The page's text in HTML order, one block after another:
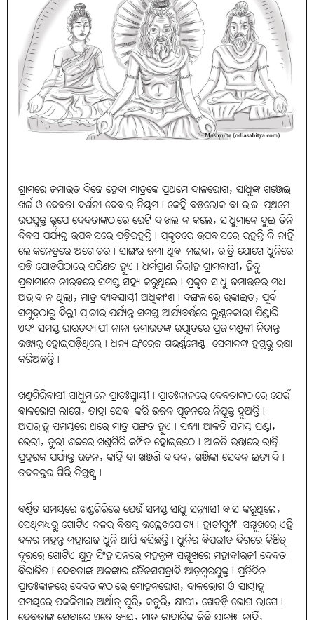
ଗ୍ରାମରେ ଜମାଉତ ବିଜେ ହେବା ମାତ୍ରକେ ପ୍ରଥମେ ବାଳଭୋଗ, ସାଧୁଙ୍କ ଗଞ୍ଜେଇ
ଖର୍ଚ୍ଚ ଓ ଦେବତା ଦର୍ଶନୀ ଦେବାର ନିୟମ। କେହି ବଡ଼ଲୋକ ବା ରାଜା ପ୍ରଥମେ
ଉପଯୁକ୍ତ ରୂପେ ଦେବତାଙ୍କଠାରେ ଭେଟି ଦାଖଲ ନ କଲେ, ସାଧୁମାନେ ଦୁଇ ତିନି
ଦିବସ ପର୍ଯ୍ୟନ୍ତ ଉପବାସରେ ପଡ଼ିରହନ୍ତି। ପ୍ରକୃତରେ ଉପବାସରେ ରହନ୍ତି କି ନାହିଁ
ଲୋକନେତ୍ରରେ ଅଗୋଚର। ସାଙ୍ଗର ଜମା ଥିବା ମଇଦା, ରାତ୍ରି ଯୋଗେ ଧୁନିରେ
ପଡ଼ି ପୋଡ଼ପିଠାରେ ପରିଣତ ହୁଏ। ଧର୍ମପ୍ରାଣ ନିରୀହ ଗ୍ରାମବାସୀ, ହିନ୍ଦୁ
ପ୍ରଜାମାନେ ନୀରବରେ ସମସ୍ତ ସହ୍ୟ କରୁଥିଲେ। ପ୍ରକୃତ ସାଧୁ ଜମାଉତର ମଧ୍ୟ
ଅଭାବ ନ ଥିଲା, ମାତ୍ର ବ୍ୟବସାୟୀ ଅଧିକାଂଶ। ବଙ୍ଗଳାରେ ଉକାଇତ, ପୂର୍ବ
ସମୁଦ୍ରଠାରୁ ଦିଲ୍ଲୀ ପ୍ରାଚୀର ପର୍ଯ୍ୟନ୍ତ ସମସ୍ତ ଆର୍ଯ୍ୟବର୍ତ୍ତରେ ଲୁଣ୍ଠନକାରୀ ପିଣ୍ଡାରି
ଏବଂ ସମସ୍ତ ଭାରତବ୍ୟାପୀ ନାନା ଜମାଉତଙ୍କ ଉତ୍ପାତରେ ପ୍ରଜାମଣ୍ଡଳୀ ନିତାନ୍ତ
ଉତ୍ତ୍ୟକ୍ତ ହୋଇପଡ଼ିଥିଲେ। ଧନ୍ୟ ଇଂରେଜ ଗଭର୍ଣ୍ଣମେଣ୍ଟ! ସେମାନଙ୍କ ହସ୍ତରୁ ରକ୍ଷା
କରିଅଛନ୍ତି।
ଖଣ୍ଡଗିରିବାସୀ ସାଧୁମାନେ ପ୍ରାତଃସ୍ନାୟୀ। ପ୍ରାତଃକାଳରେ ଦେବତାଙ୍କଠାରେ ଯେଉଁ
ବାଳଭୋଗ ଲାଗେ, ତାହା ସେବା କରି ଭଜନ ପୂଜନରେ ନିଯୁକ୍ତ ହୁଅନ୍ତି।
ଅପରାହ୍ନ ସମୟରେ ଥରେ ମାତ୍ର ପଙ୍ଗତ ହୁଏ। ସନ୍ଧ୍ୟା ଆଳତି ସମୟ ଘଣ୍ଟା,
ଭେରୀ, ତୁରୀ ଶବ୍ଦରେ ଖଣ୍ଡଗିରି କମ୍ପିତ ହୋଇଉଠେ। ଆଳତି ଉତ୍ତାରେ ରାତ୍ରି
ପ୍ରହରକ ପର୍ଯ୍ୟନ୍ତ ଭଜନ, କାହିଁ ବା ଖଞ୍ଜଣି ବାଦନ, ଗଞ୍ଜିକା ସେବନ ଇତ୍ୟାଦି।
ତଦନନ୍ତର ଗିରି ନିସ୍ତବ୍ଧ।
ବର୍ଣ୍ଣିତ ସମୟରେ ଖଣ୍ଡଗିରିରେ ଯେଉଁ ସମସ୍ତ ସାଧୁ ସନ୍ନ୍ୟାସୀ ବାସ କରୁଥିଲେ,
ସେଥିମଧ୍ୟରୁ ଗୋଟିଏ ଦଳର ବିଷୟ ଉଲ୍ଲେଖଯୋଗ୍ୟ। ହାତୀଗୁମ୍ଫା ସମ୍ମୁଖରେ ଏହି
ଦଳର ମହନ୍ତ ମହାରାଜ ଧୁନି ଥାପି ବସିଛନ୍ତି। ଧୁନିର ବିପରୀତ ଦିଗରେ କିଞ୍ଚିତ୍‌
ଦୂରରେ ଗୋଟିଏ କ୍ଷୁଦ୍ର ସିଂହାସନରେ ମହନ୍ତଙ୍କ ସମ୍ମୁଖରେ ମହାବୀରଜୀ ଦେବତା
ବିରାଜିତ। ଦେବତାଙ୍କ ଅଳଙ୍କାର ତୈଜସପତ୍ରାଦି ଆଡ଼ମ୍ବରଯୁକ୍ତ। ପ୍ରତିଦିନ
ପ୍ରାତଃକାଳରେ ଦେବତାଙ୍କଠାରେ ମୋହନଭୋଗ, ବାଳଭୋଗ ଓ ସାୟାହ୍ନ
ସମୟରେ ପକକିମାଲ ଅର୍ଥାତ୍‌ ପୁରି, କତୁରି, କ୍ଷୀରୀ, ଖେଚଡ଼ି ଭୋଗ ଲାଗେ।